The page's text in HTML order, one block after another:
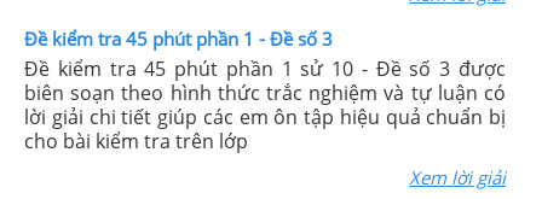
Đề kiểm tra 45 phút phần 1 - Đề số 3
Đề kiểm tra 45 phút phần 1 sử 10 - Đề số 3 được
biên soạn theo hình thức trắc nghiệm và tự luận có
lời giải chi tiết giúp các em ôn tập hiệu quả chuẩn bị
cho bài kiểm tra trên lớp
Xem lời giải